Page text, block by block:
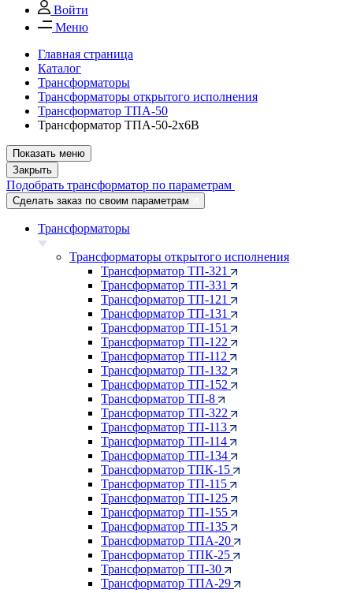
Войти
Меню
Главная страница
Каталог
Трансформаторы
Трансформаторы открытого исполнения
Трансформатор ТПА-50
Трансформатор ТПА-50-2х6В
Показать меню
Закрыть
Подобрать трансформатор по параметрам
Сделать заказ по своим параметрам
Трансформаторы
Трансформаторы открытого исполнения
Трансформатор ТП-321
Трансформатор ТП-331
Трансформатор ТП-121
Трансформатор ТП-131
Трансформатор ТП-151
Трансформатор ТП-122
Трансформатор ТП-112
Трансформатор ТП-132
Трансформатор ТП-152
Трансформатор ТП-8
Трансформатор ТП-322
Трансформатор ТП-113
Трансформатор ТП-114
Трансформатор ТП-134
Трансформатор ТПК-15
Трансформатор ТП-115
Трансформатор ТП-125
Трансформатор ТП-155
Трансформатор ТП-135
Трансформатор ТПА-20
Трансформатор ТПК-25
Трансформатор ТП-30
Трансформатор ТПА-29